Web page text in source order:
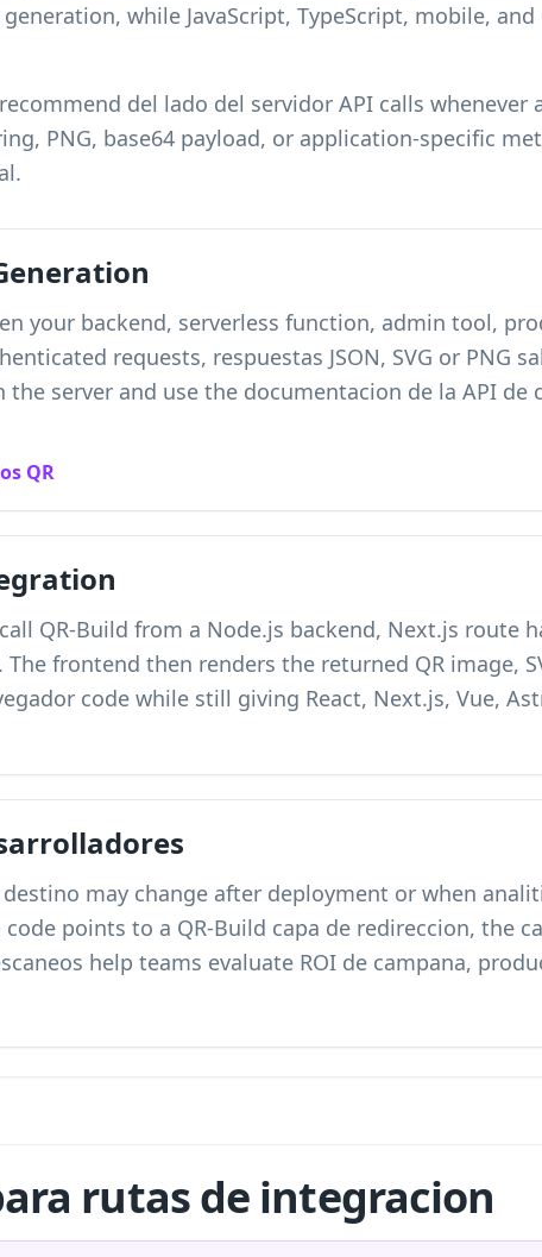
while JavaScript, TypeScript, mobile,
del lado del servidor API calls whenever
PNG, base64 payload, or application-specific
your backend, serverless function, admin tool,
requests, respuestas JSON, SVG or PNG
the server and use the documentacion de la API
QR
QR-Build from a Node.js backend, Next.js route
frontend then renders the returned QR image,
code while still giving React, Next.js, Vue,
may change after deployment or when
points to a QR-Build capa de redireccion, the
help teams evaluate ROI de campana,
rutas de integracion